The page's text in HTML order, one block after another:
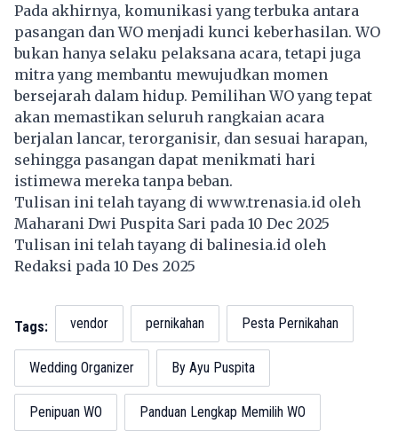
Pada akhirnya, komunikasi yang terbuka antara
pasangan dan WO menjadi kunci keberhasilan. WO
bukan hanya selaku pelaksana acara, tetapi juga
mitra yang membantu mewujudkan momen
bersejarah dalam hidup. Pemilihan WO yang tepat
akan memastikan seluruh rangkaian acara
berjalan lancar, terorganisir, dan sesuai harapan,
sehingga pasangan dapat menikmati hari
istimewa mereka tanpa beban.
Tulisan ini telah tayang di www.trenasia.id oleh
Maharani Dwi Puspita Sari pada 10 Dec 2025
Tulisan ini telah tayang dibalinesia.id oleh
Redaksi pada 10 Des 2025
Tags: vendor pernikahan Pesta Pernikahan
Wedding Organizer By Ayu Puspita
Penipuan WO Panduan Lengkap Memilih WO